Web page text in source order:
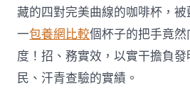
藏的四對完美曲線的咖啡杯，
一包養網比較個杯子的把手竟
度！招、務實效，以實干擔負
民、汗青查驗的實績。